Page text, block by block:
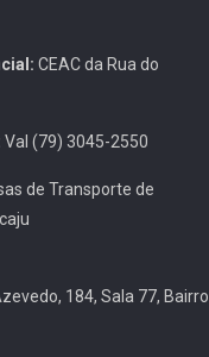
CEAC da Rua do
Val (79) 3045-2550
de Transporte de
184, Sala 77, Bairro